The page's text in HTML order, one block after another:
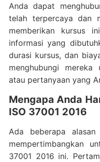
Anda dapat
telah terpercaya dan
memberikan kursus
informasi yang
durasi kursus, dan
menghubungi
atau pertanyaan yang
Mengapa Anda
ISO 37001 2016
Ada beberapa
mempertimbangkan
37001 2016 ini.